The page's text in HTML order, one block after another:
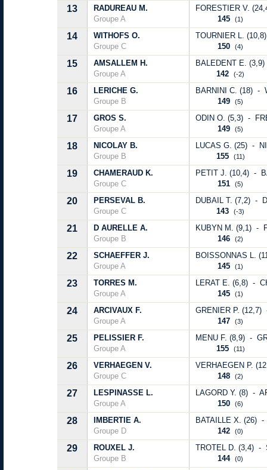
13
RADUREAU M.
Groupe A
FORESTIER V.
145
(1)
14
WITHOFS O.
Groupe C
TOURNIER L.
150
(4)
15
AMSALLEM H.
Groupe A
BALEDENT E.
142
(-2)
16
LERICHE G.
Groupe B
BARNINI C. (18) -
149
(5)
17
GROS S.
Groupe A
ODIN O. (5,3) -
149
(5)
18
NICOLAY B.
Groupe B
LUCAS G. (25) -
155
(11)
19
CHAMERAUD K.
Groupe C
PETIT J. (10,4) -
151
(5)
20
PERSEVAL B.
Groupe C
DUBAIL T. (7,2) -
143
(-3)
21
D AURELLE A.
Groupe B
KUBYN M. (9,1) -
146
(2)
22
SCHAEFFER J.
Groupe A
BOISSONNAS L.
145
(1)
23
TORRES M.
Groupe A
LERAT E. (6,8) -
145
(1)
24
ARCIVAUX F.
Groupe A
GRENIER P.
147
(3)
25
PELISSIER F.
Groupe A
MENU F. (8,9) -
155
(11)
26
VERHAEGEN V.
Groupe C
VERHAEGEN P.
148
(2)
27
LESPINASSE L.
Groupe A
LAGORD Y. (8) -
150
(6)
28
IMBERTIE A.
Groupe D
BATAILLE X. (26)
142
(0)
29
ROUXEL J.
Groupe B
TROTEL D. (3,4) -
144 (0)